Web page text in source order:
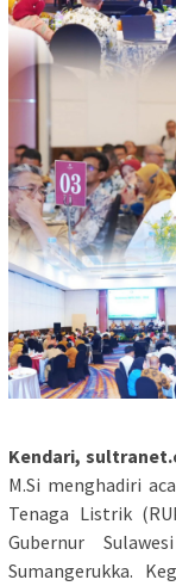
Kendari,
M.Si menghadiri
Tenaga Listrik
Gubernur
Sumangerukka.